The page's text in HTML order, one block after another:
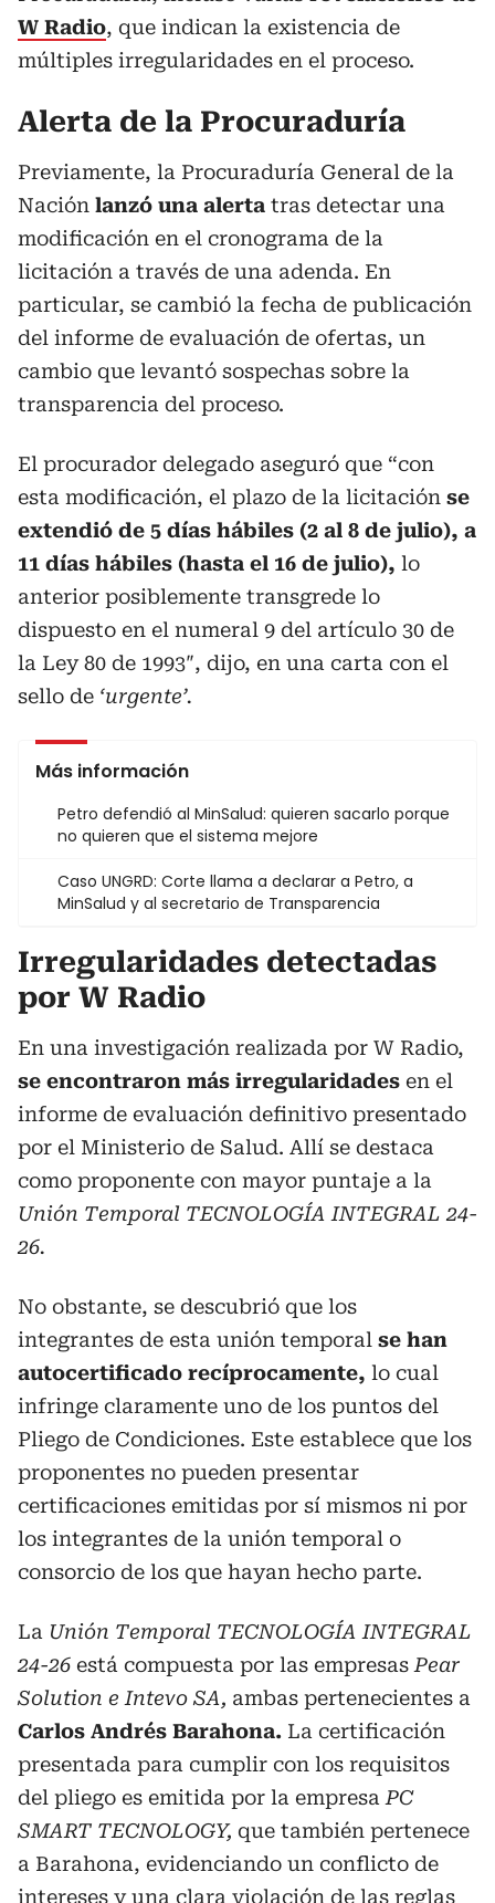
W Radio, que indican la existencia de
múltiples irregularidades en el proceso.
Alerta de la Procuraduría
Previamente, la Procuraduría General de la
Nación lanzó una alerta tras detectar una
modificación en el cronograma de la
licitación a través de una adenda. En
particular, se cambió la fecha de publicación
del informe de evaluación de ofertas, un
cambio que levantó sospechas sobre la
transparencia del proceso.
El procurador delegado aseguró que “con
esta modificación, el plazo de la licitación se
extendió de 5 días hábiles (2 al 8 de julio), a
11 días hábiles (hasta el 16 de julio), lo
anterior posiblemente transgrede lo
dispuesto en el numeral 9 del artículo 30 de
la Ley 80 de 1993″, dijo, en una carta con el
sello de ‘urgente’.
Más información
Petro defendió al MinSalud: quieren sacarlo porque
no quieren que el sistema mejore
Caso UNGRD: Corte llama a declarar a Petro, a
MinSalud y al secretario de Transparencia
Irregularidades detectadas
por W Radio
En una investigación realizada por W Radio,
se encontraron más irregularidades en el
informe de evaluación definitivo presentado
por el Ministerio de Salud. Allí se destaca
como proponente con mayor puntaje a la
Unión Temporal TECNOLOGÍA INTEGRAL 24-
26.
No obstante, se descubrió que los
integrantes de esta unión temporal se han
autocertificado recíprocamente, lo cual
infringe claramente uno de los puntos del
Pliego de Condiciones. Este establece que los
proponentes no pueden presentar
certificaciones emitidas por sí mismos ni por
los integrantes de la unión temporal o
consorcio de los que hayan hecho parte.
La Unión Temporal TECNOLOGÍA INTEGRAL
24-26 está compuesta por las empresas Pear
Solution e Intevo SA, ambas pertenecientes a
Carlos Andrés Barahona. La certificación
presentada para cumplir con los requisitos
del pliego es emitida por la empresa PC
SMART TECNOLOGY, que también pertenece
a Barahona, evidenciando un conflicto de
intereses y una clara violación de las reglas